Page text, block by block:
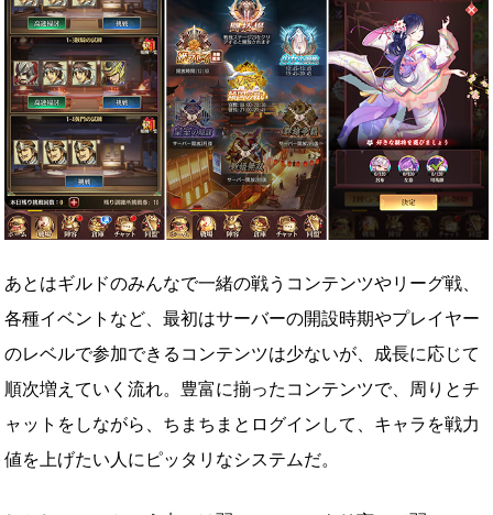
あとはギルドのみんなで一緒の戦うコンテンツやリーグ戦、
各種イベントなど、最初はサーバーの開設時期やプレイヤー
のレベルで参加できるコンテンツは少ないが、成長に応じて
順次増えていく流れ。豊富に揃ったコンテンツで、周りとチ
ャットをしながら、ちまちまとログインして、キャラを戦力
値を上げたい人にピッタリなシステムだ。